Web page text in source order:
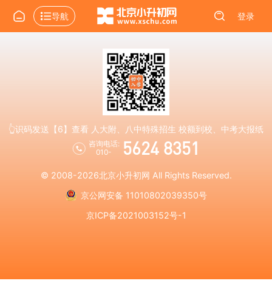
导航 登录
👆识码发送【6】查看 人大附、八中特殊招生 校额到校、中考大报纸
咨询电话:
010-
5624 8351
© 2008-2026北京小升初网 All Rights Reserved.
京公网安备 11010802039350号
京ICP备2021003152号-1